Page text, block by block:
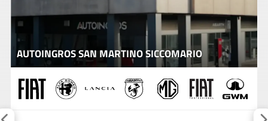
AUTOINGROS SAN MARTINO SICCOMARIO